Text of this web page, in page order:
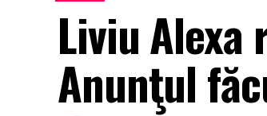
Liviu Alexa
Anunţul